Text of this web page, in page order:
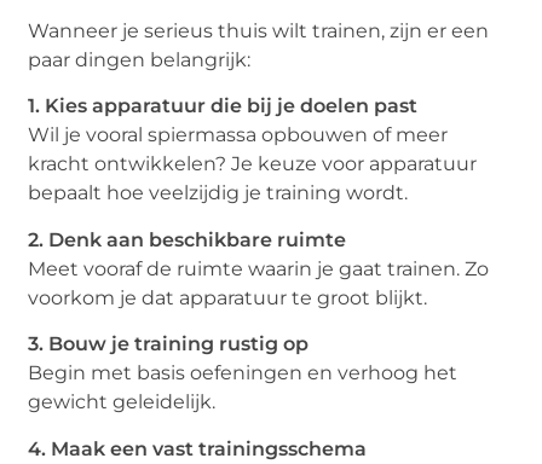
Wanneer je serieus thuis wilt trainen, zijn er een
paar dingen belangrijk:
1. Kies apparatuur die bij je doelen past
Wil je vooral spiermassa opbouwen of meer
kracht ontwikkelen? Je keuze voor apparatuur
bepaalt hoe veelzijdig je training wordt.
2. Denk aan beschikbare ruimte
Meet vooraf de ruimte waarin je gaat trainen. Zo
voorkom je dat apparatuur te groot blijkt.
3. Bouw je training rustig op
Begin met basis oefeningen en verhoog het
gewicht geleidelijk.
4. Maak een vast trainingsschema